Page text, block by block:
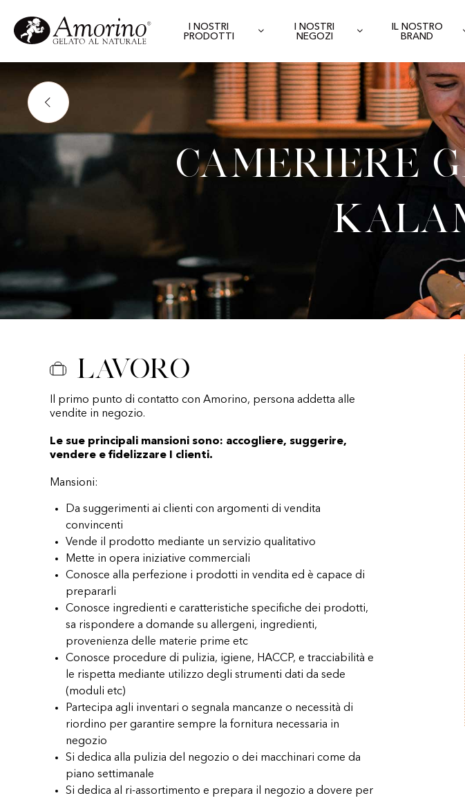
I NOSTRI
PRODOTTI
I NOSTRI
NEGOZI
IL NOSTRO
BRAND
Cameriere
Lavoro
Il primo punto di contatto con Amorino, persona addetta alle
vendite in negozio.
Le sue principali mansioni sono: accogliere, suggerire,
vendere e fidelizzare I clienti.
Mansioni:
Da suggerimenti ai clienti con argomenti di vendita
convincenti
Vende il prodotto mediante un servizio qualitativo
Mette in opera iniziative commerciali
Conosce alla perfezione i prodotti in vendita ed è capace di
prepararli
Conosce ingredienti e caratteristiche specifiche dei prodotti,
sa rispondere a domande su allergeni, ingredienti,
provenienza delle materie prime etc
Conosce procedure di pulizia, igiene, HACCP, e tracciabilità e
le rispetta mediante utilizzo degli strumenti dati da sede
(moduli etc)
Partecipa agli inventari o segnala mancanze o necessità di
riordino per garantire sempre la fornitura necessaria in
negozio
Si dedica alla pulizia del negozio o dei macchinari come da
piano settimanale
Si dedica al ri-assortimento e prepara il negozio a dovere per